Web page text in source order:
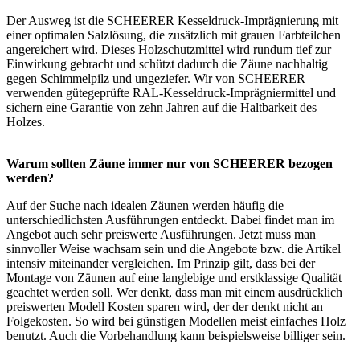
Der Ausweg ist die SCHEERER Kesseldruck-Imprägnierung mit
einer optimalen Salzlösung, die zusätzlich mit grauen Farbteilchen
angereichert wird. Dieses Holzschutzmittel wird rundum tief zur
Einwirkung gebracht und schützt dadurch die Zäune nachhaltig
gegen Schimmelpilz und ungeziefer. Wir von SCHEERER
verwenden gütegeprüfte RAL-Kesseldruck-Imprägniermittel und
sichern eine Garantie von zehn Jahren auf die Haltbarkeit des
Holzes.
Warum sollten Zäune immer nur von SCHEERER bezogen
werden?
Auf der Suche nach idealen Zäunen werden häufig die
unterschiedlichsten Ausführungen entdeckt. Dabei findet man im
Angebot auch sehr preiswerte Ausführungen. Jetzt muss man
sinnvoller Weise wachsam sein und die Angebote bzw. die Artikel
intensiv miteinander vergleichen. Im Prinzip gilt, dass bei der
Montage von Zäunen auf eine langlebige und erstklassige Qualität
geachtet werden soll. Wer denkt, dass man mit einem ausdrücklich
preiswerten Modell Kosten sparen wird, der der denkt nicht an
Folgekosten. So wird bei günstigen Modellen meist einfaches Holz
benutzt. Auch die Vorbehandlung kann beispielsweise billiger sein.